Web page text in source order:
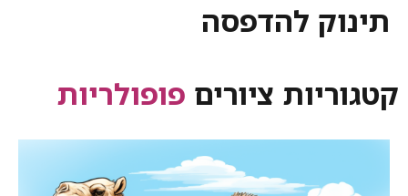
תינוק להדפסה
קטגוריות ציורים פופולריות